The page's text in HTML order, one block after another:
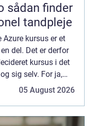
tandpleje
kursus er et
del. Det er derfor
kursus i det
sig selv. For ja,
05 August 2026